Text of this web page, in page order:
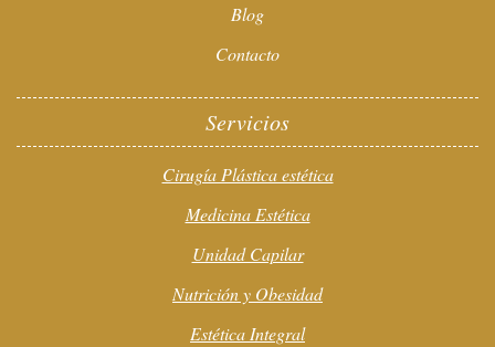
Blog
Contacto
Servicios
Cirugía Plástica estética
Medicina Estética
Unidad Capilar
Nutrición y Obesidad
Estética Integral